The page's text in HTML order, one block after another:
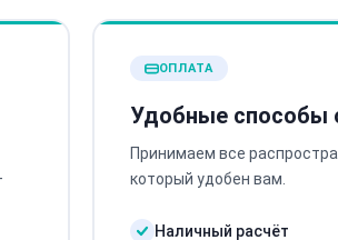
ОПЛАТА
Удобные способы
Принимаем все
который удобен вам.
Наличный расчёт